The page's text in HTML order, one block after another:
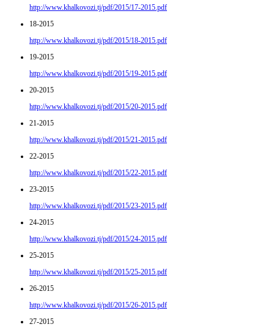
http://www.khalkovozi.tj/pdf/2015/17-2015.pdf
18-2015
http://www.khalkovozi.tj/pdf/2015/18-2015.pdf
19-2015
http://www.khalkovozi.tj/pdf/2015/19-2015.pdf
20-2015
http://www.khalkovozi.tj/pdf/2015/20-2015.pdf
21-2015
http://www.khalkovozi.tj/pdf/2015/21-2015.pdf
22-2015
http://www.khalkovozi.tj/pdf/2015/22-2015.pdf
23-2015
http://www.khalkovozi.tj/pdf/2015/23-2015.pdf
24-2015
http://www.khalkovozi.tj/pdf/2015/24-2015.pdf
25-2015
http://www.khalkovozi.tj/pdf/2015/25-2015.pdf
26-2015
http://www.khalkovozi.tj/pdf/2015/26-2015.pdf
27-2015